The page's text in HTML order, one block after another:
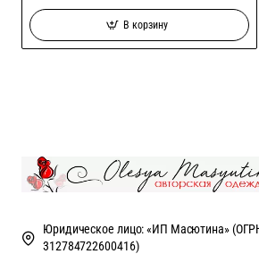
В корзину
Юридическое лицо: «ИП Масютина»
312784722600416)